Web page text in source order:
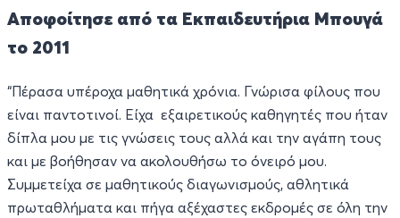
Αποφοίτησε από τα Εκπαιδευτήρια Μπουγά
το 2011
“Πέρασα υπέροχα μαθητικά χρόνια. Γνώρισα φίλους που
είναι παντοτινοί. Είχα εξαιρετικούς καθηγητές που ήταν
δίπλα μου με τις γνώσεις τους αλλά και την αγάπη τους
και με βοήθησαν να ακολουθήσω το όνειρό μου.
Συμμετείχα σε μαθητικούς διαγωνισμούς, αθλητικά
πρωταθλήματα και πήγα αξέχαστες εκδρομές σε όλη την